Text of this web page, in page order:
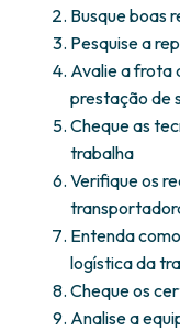
Busque boas
Pesquise a
Avalie a frota
prestação de
Cheque as
trabalha
Verifique os
Entenda
logística da
Cheque os
Analise a